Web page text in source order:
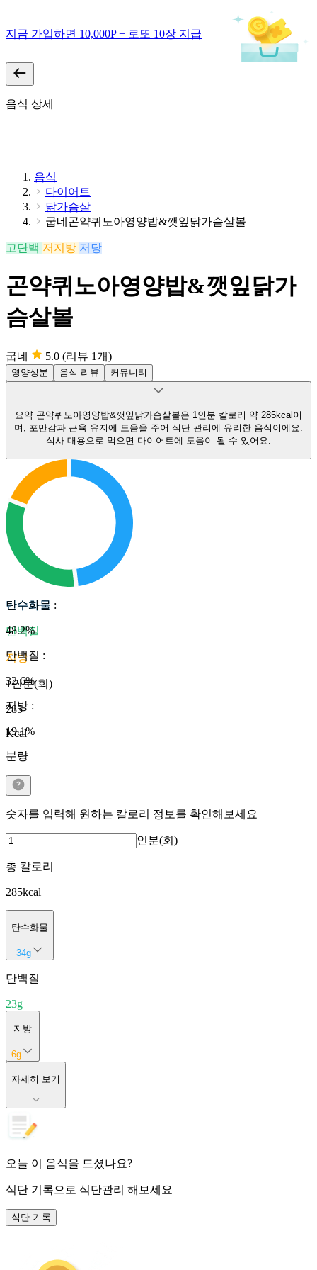
지금 가입하면 10,000P + 로또 10장 지급
음식 상세
음식
다이어트
닭가슴살
굽네곤약퀴노아영양밥&깻잎닭가슴살볼
고단백 저지방 저당
곤약퀴노아영양밥&깻잎닭가
슴살볼
굽네 5.0 (리뷰 1개)
영양성분 음식 리뷰 커뮤니티
요약 곤약퀴노아영양밥&깻잎닭가슴살볼은 1인분 칼로리 약 285kcal이
며, 포만감과 근육 유지에 도움을 주어 식단 관리에 유리한 음식이에요.
식사 대용으로 먹으면 다이어트에 도움이 될 수 있어요.
탄수화물
단백질
지방
1인분(회)
285
Kcal
탄수화물 :
48.2%
단백질 :
32.6%
지방 :
19.1%
분량
숫자를 입력해 원하는 칼로리 정보를 확인해보세요
인분(회)
총 칼로리
285kcal
탄수화물
34g
단백질
23g
지방
6g
자세히 보기
오늘 이 음식을 드셨나요?
식단 기록으로 식단관리 해보세요
식단 기록